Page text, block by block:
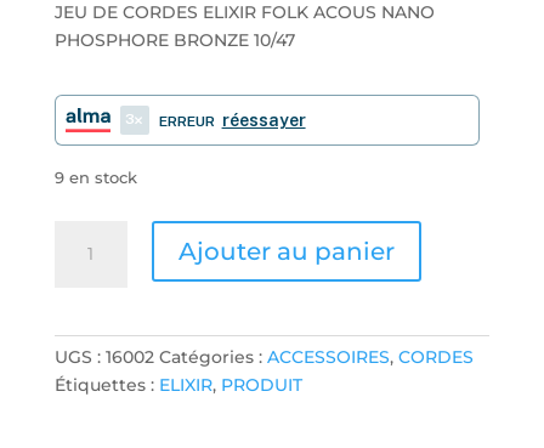
JEU DE CORDES ELIXIR FOLK ACOUS NANO
PHOSPHORE BRONZE 10/47
3 ERREUR réessayer
9 en stock
ELIXIR
FOLK
Ajouter au panier
UGS : 16002 Catégories : ACCESSOIRES, CORDES
Étiquettes : ELIXIR, PRODUIT